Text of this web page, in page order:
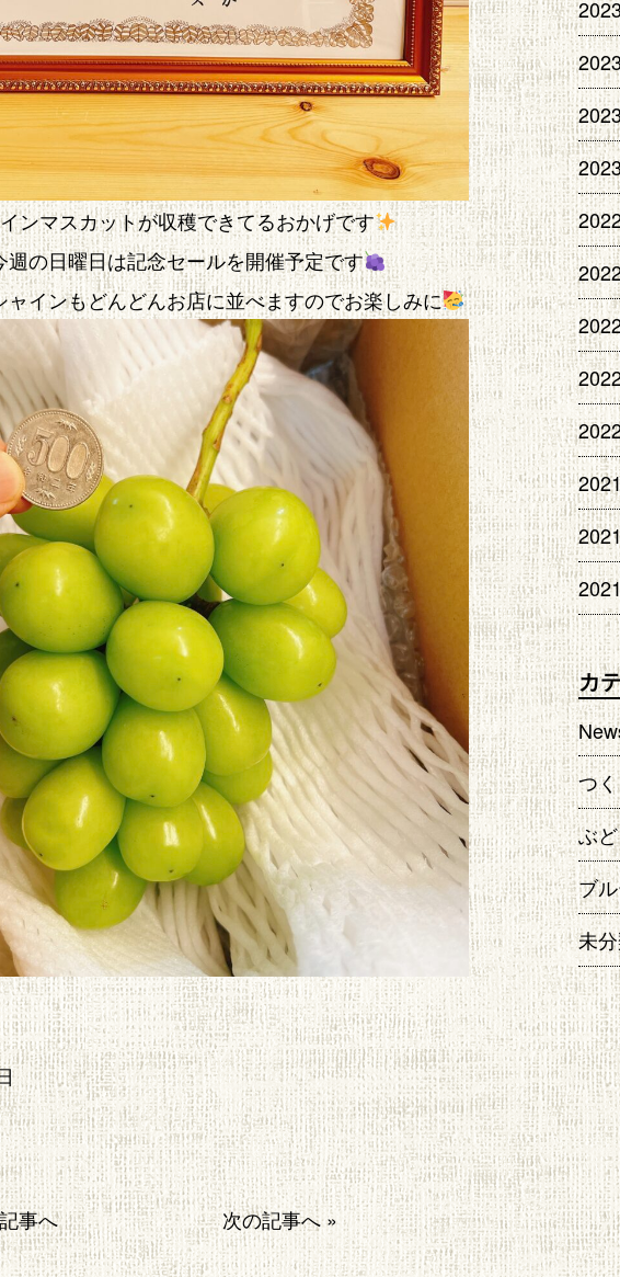
ンマスカットが収穫できてるおかげです
の日曜日は記念セールを開催予定です
インもどんどんお店に並べますのでお楽しみに
事へ 次の記事へ »
カ
つ
ぶ
ブ
未